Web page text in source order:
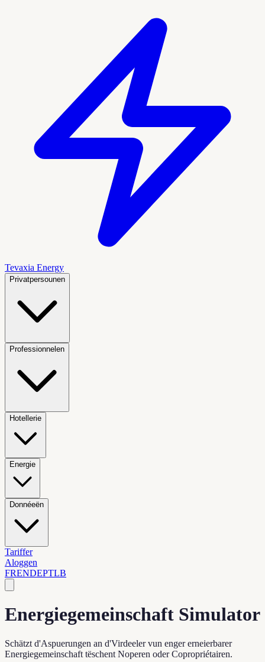
Tevaxia Energy
Privatpersounen
Professionnelen
Hotellerie
Energie
Donnéeën
Tariffer
Aloggen
FRENDEPTLB
Energiegemeinschaft Simulator
Schätzt d'Aspuerungen an d'Virdeeler vun enger erneierbarer
Energiegemeinschaft tëschent Noperen oder Copropriétairen.